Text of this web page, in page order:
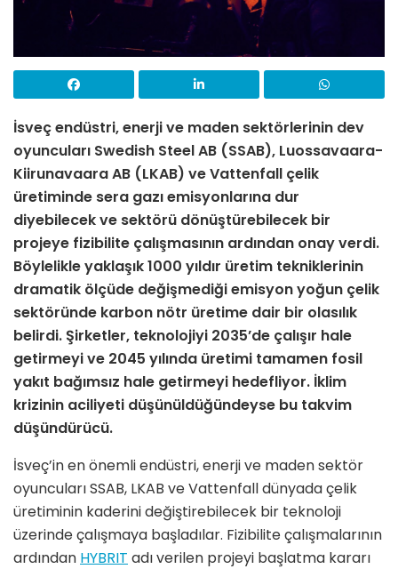
İsveç endüstri, enerji ve maden sektörlerinin dev
oyuncuları Swedish Steel AB (SSAB), Luossavaara-
Kiirunavaara AB (LKAB) ve Vattenfall çelik
üretiminde sera gazı emisyonlarına dur
diyebilecek ve sektörü dönüştürebilecek bir
projeye fizibilite çalışmasının ardından onay verdi.
Böylelikle yaklaşık 1000 yıldır üretim tekniklerinin
dramatik ölçüde değişmediği emisyon yoğun çelik
sektöründe karbon nötr üretime dair bir olasılık
belirdi. Şirketler, teknolojiyi 2035’de çalışır hale
getirmeyi ve 2045 yılında üretimi tamamen fosil
yakıt bağımsız hale getirmeyi hedefliyor. İklim
krizinin aciliyeti düşünüldüğündeyse bu takvim
düşündürücü.
İsveç’in en önemli endüstri, enerji ve maden sektör
oyuncuları SSAB, LKAB ve Vattenfall dünyada çelik
üretiminin kaderini değiştirebilecek bir teknoloji
üzerinde çalışmaya başladılar. Fizibilite çalışmalarının
ardından HYBRIT adı verilen projeyi başlatma kararı